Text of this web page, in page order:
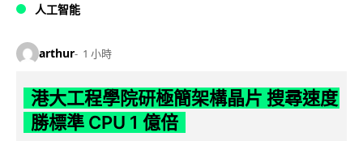
人工智能
arthur 1 小時
港大工程學院研極簡架構晶片 搜尋速度
勝標準 CPU 1 億倍